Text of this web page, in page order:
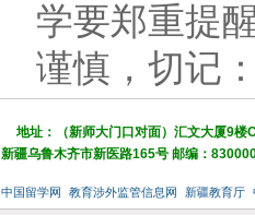
学要郑重提
谨慎，切记
地址：（新师大门口对面）汇文大厦9楼
新疆乌鲁木齐市新医路165号 邮编：
中国留学网 教育涉外监管信息网 新疆教育厅